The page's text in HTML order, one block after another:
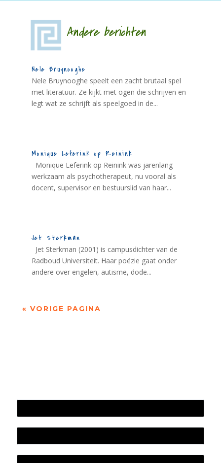
Andere berichten
Nele Bruynooghe
Nele Bruynooghe speelt een zacht brutaal spel
met literatuur. Ze kijkt met ogen die schrijven en
legt wat ze schrijft als speelgoed in de...
Monique Leferink op Reinink
Monique Leferink op Reinink was jarenlang
werkzaam als psychotherapeut, nu vooral als
docent, supervisor en bestuurslid van haar...
Jet Sterkman
Jet Sterkman (2001) is campusdichter van de
Radboud Universiteit. Haar poëzie gaat onder
andere over engelen, autisme, dode...
« VORIGE PAGINA